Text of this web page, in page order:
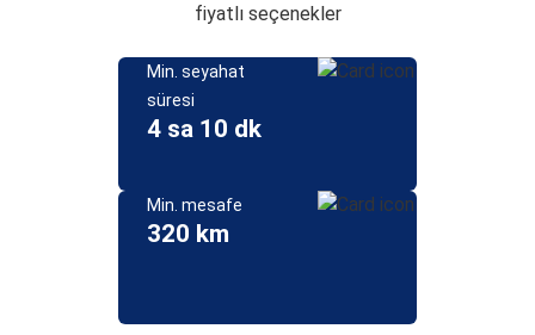
fiyatlı seçenekler
Min. seyahat
süresi
4 sa 10 dk
Min. mesafe
320 km